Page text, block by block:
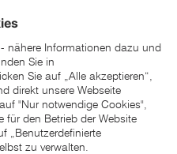
von uns in den letzten 30
dieser Aktion verlangte Preis
auf dieser Website sind die